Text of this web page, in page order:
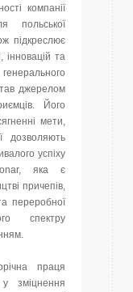
компанії
польської
підкреслює
інновацій та
джерелом
Його
мети,
дозволяють
успіху
яка є
причепів,
переробної
спектру
праця
зміцнення